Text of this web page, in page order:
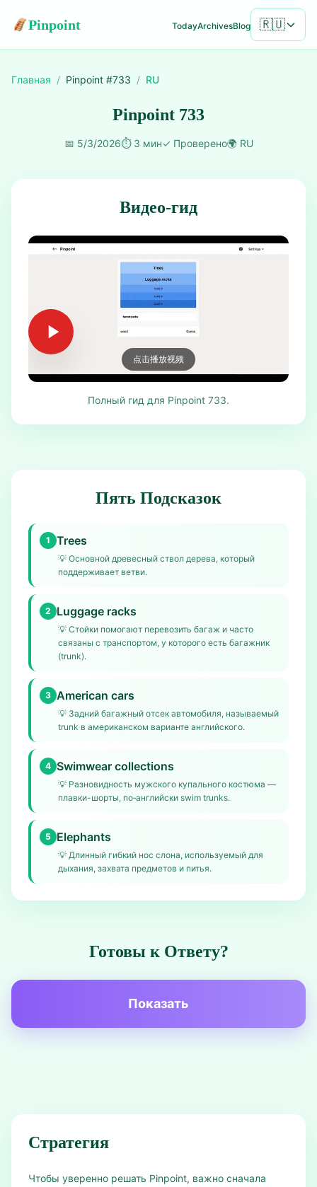
Pinpoint TodayArchivesBlog 🇷🇺
Главная / Pinpoint #733 / RU
Pinpoint 733
📅 5/3/2026⏱️ 3 мин✓ Проверено🌍 RU
Видео-гид
点击播放视频
Полный гид для Pinpoint 733.
Пять Подсказок
1 Trees
💡 Основной древесный ствол дерева, который
поддерживает ветви.
2 Luggage racks
💡 Стойки помогают перевозить багаж и часто
связаны с транспортом, у которого есть багажник
(trunk).
3 American cars
💡 Задний багажный отсек автомобиля, называемый
trunk в американском варианте английского.
4 Swimwear collections
💡 Разновидность мужского купального костюма —
плавки-шорты, по‑английски swim trunks.
5 Elephants
💡 Длинный гибкий нос слона, используемый для
дыхания, захвата предметов и питья.
Готовы к Ответу?
Показать
Стратегия
Чтобы уверенно решать Pinpoint, важно сначала